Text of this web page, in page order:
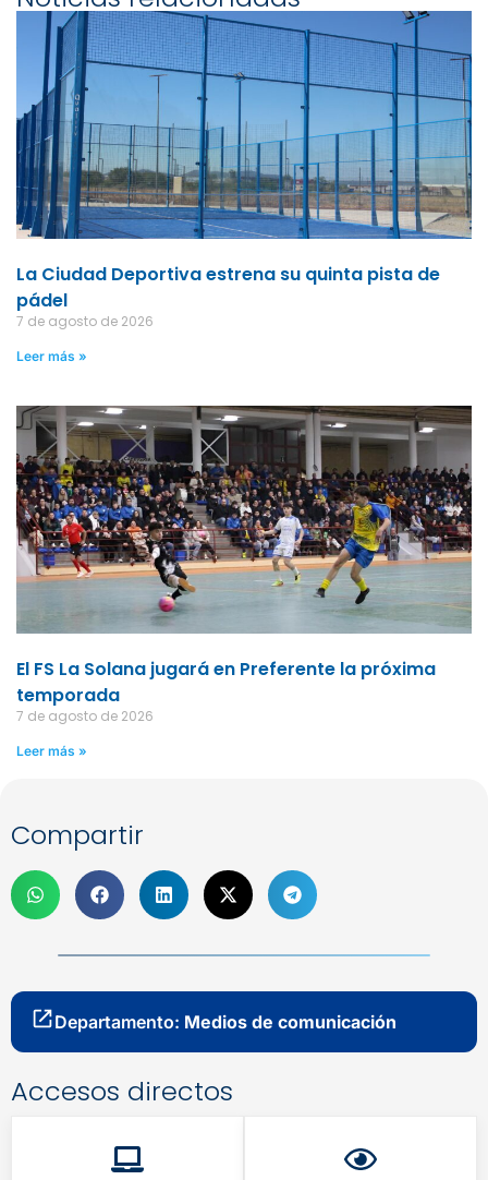
La Ciudad Deportiva estrena su quinta pista de
pádel
7 de agosto de 2026
Leer más »
El FS La Solana jugará en Preferente la próxima
temporada
7 de agosto de 2026
Leer más »
Compartir
Departamento: Medios de comunicación
Accesos directos